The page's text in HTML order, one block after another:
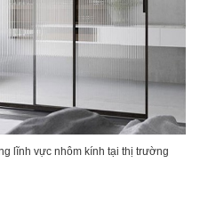
lĩnh vực nhôm kính tại thị trường